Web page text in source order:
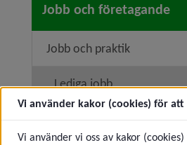
Jobb och företagande
Jobb och praktik
Lediga jobb
Korttidsvikariat och
Vi använder kakor (cookies) för
Vi använder vi oss av kakor